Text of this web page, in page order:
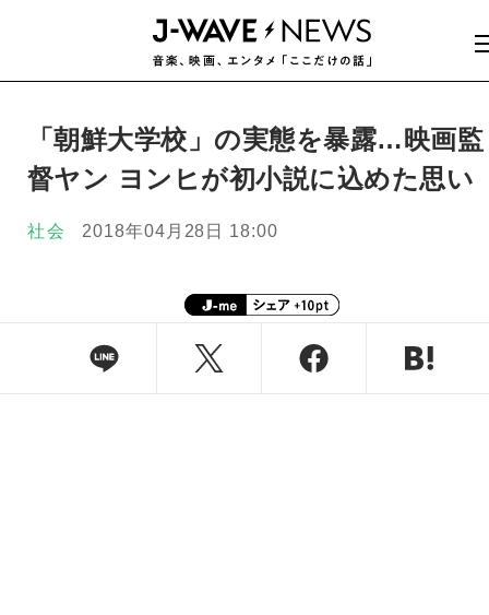
「朝鮮大学校」の実態を暴露…映画監
督ヤン ヨンヒが初小説に込めた思い
社会 2018年04月28日 18:00